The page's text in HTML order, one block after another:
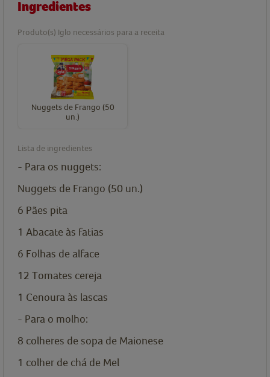
Ingredientes
Produto(s) Iglo necessários para a receita
Nuggets de Frango (50
un.)
Lista de ingredientes
- Para os nuggets:
Nuggets de Frango (50 un.)
6 Pães pita
1 Abacate às fatias
6 Folhas de alface
12 Tomates cereja
1 Cenoura às lascas
- Para o molho:
8 colheres de sopa de Maionese
1 colher de chá de Mel